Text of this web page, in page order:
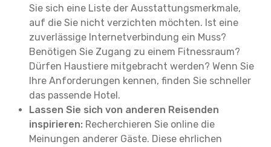
Sie sich eine Liste der Ausstattungsmerkmale,
auf die Sie nicht verzichten möchten. Ist eine
zuverlässige Internetverbindung ein Muss?
Benötigen Sie Zugang zu einem Fitnessraum?
Dürfen Haustiere mitgebracht werden? Wenn Sie
Ihre Anforderungen kennen, finden Sie schneller
das passende Hotel.
Lassen Sie sich von anderen Reisenden
inspirieren: Recherchieren Sie online die
Meinungen anderer Gäste. Diese ehrlichen